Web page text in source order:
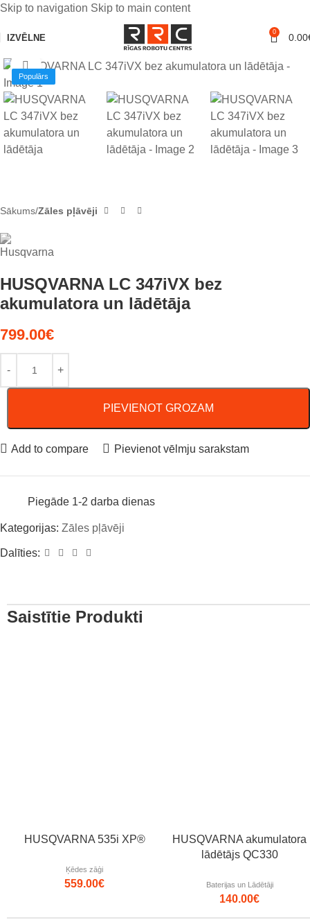
Skip to navigation Skip to main content
IZVĒLNE
0 0.00
Populārs
Noklikšķiniet, lai palielinātu
Sākums Zāles pļāvēji
HUSQVARNA LC 347iVX bez
akumulatora un lādētāja
799.00€
PIEVIENOT GROZAM
Add to compare Pievienot vēlmju sarakstam
Piegāde 1-2 darba dienas
Kategorijas: Zāles pļāvēji
Dalīties:
Saistītie Produkti
HUSQVARNA 535i XP®
Ķēdes zāģi
559.00€
HUSQVARNA akumulatora
lādētājs QC330
Baterijas un Lādētāji
140.00€